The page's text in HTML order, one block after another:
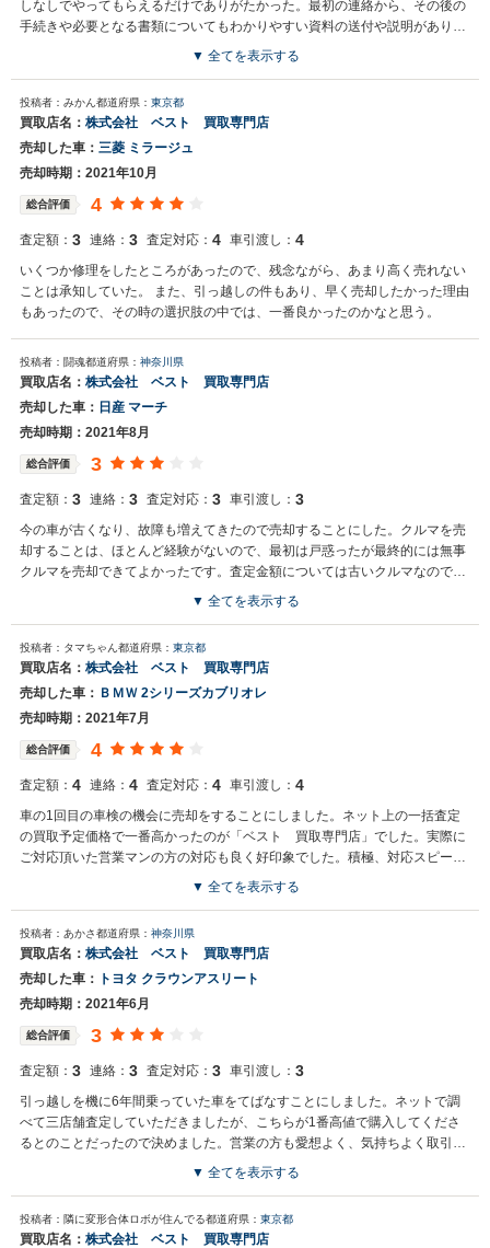
しなしでやってもらえるだけでありがたかった。最初の連絡から、その後の
手続きや必要となる書類についてもわかりやすい資料の送付や説明があり、
とても親切に対応していただき、大変感謝しています。
▼ 全てを表示する
投稿者：みかん都道府県： 東京都
買取店名： 株式会社 ベスト 買取専門店
売却した車： 三菱 ミラージュ
売却時期：2021年10月
総合評価 4
査定額： 3 連絡： 3 査定対応： 4 車引渡し： 4
いくつか修理をしたところがあったので、残念ながら、あまり高く売れない
ことは承知していた。 また、引っ越しの件もあり、早く売却したかった理由
もあったので、その時の選択肢の中では、一番良かったのかなと思う。
投稿者：闘魂都道府県： 神奈川県
買取店名： 株式会社 ベスト 買取専門店
売却した車： 日産 マーチ
売却時期：2021年8月
総合評価 3
査定額： 3 連絡： 3 査定対応： 3 車引渡し： 3
今の車が古くなり、故障も増えてきたので売却することにした。クルマを売
却することは、ほとんど経験がないので、最初は戸惑ったが最終的には無事
クルマを売却できてよかったです。査定金額については古いクルマなのでし
▼ 全てを表示する
投稿者：タマちゃん都道府県： 東京都
買取店名： 株式会社 ベスト 買取専門店
売却した車： ＢＭＷ 2シリーズカブリオレ
売却時期：2021年7月
総合評価 4
査定額： 4 連絡： 4 査定対応： 4 車引渡し： 4
車の1回目の車検の機会に売却をすることにしました。ネット上の一括査定
の買取予定価格で一番高かったのが「ベスト 買取専門店」でした。実際に
ご対応頂いた営業マンの方の対応も良く好印象でした。積極、対応スピー
ド、査定額を総合的に判断して満足しています。
▼ 全てを表示する
投稿者：あかさ都道府県： 神奈川県
買取店名： 株式会社 ベスト 買取専門店
売却した車：
トヨタ クラウンアスリート
売却時期：2021年6月
総合評価 3
査定額： 3 連絡： 3 査定対応： 3 車引渡し： 3
引っ越しを機に6年間乗っていた車をてばなすことにしました。ネットで調
べて三店舗査定していただきましたが、こちらが1番高値で購入してくださ
るとのことだったので決めました。営業の方も愛想よく、気持ちよく取引出
▼ 全てを表示する
投稿者：隣に変形合体ロボが住んでる都道府県： 東京都
買取店名： 株式会社 ベスト 買取専門店